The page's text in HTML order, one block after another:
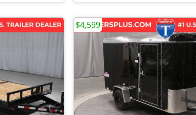
$4,599